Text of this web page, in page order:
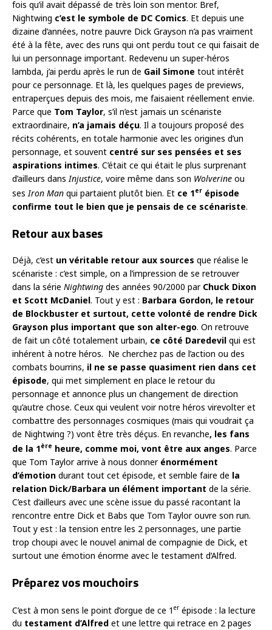
fois qu’il avait dépassé de très loin son mentor. Bref,
Nightwing c’est le symbole de DC Comics. Et depuis une
dizaine d’années, notre pauvre Dick Grayson n’a pas vraiment
été à la fête, avec des runs qui ont perdu tout ce qui faisait de
lui un personnage important. Redevenu un super-héros
lambda, j’ai perdu après le run de Gail Simone tout intérêt
pour ce personnage. Et là, les quelques pages de previews,
entraperçues depuis des mois, me faisaient réellement envie.
Parce que Tom Taylor, s’il n’est jamais un scénariste
extraordinaire, n’a jamais déçu. Il a toujours proposé des
récits cohérents, en totale harmonie avec les origines d’un
personnage, et souvent centré sur ses pensées et ses
aspirations intimes. C’était ce qui était le plus surprenant
d’ailleurs dans Injustice, voire même dans son Wolverine ou
sesIron Man qui partaient plutôt bien. Et ce 1er épisode
confirme tout le bien que je pensais de ce scénariste.
Retour aux bases
Déjà, c’est un véritable retour aux sources que réalise le
scénariste : c’est simple, on a l’impression de se retrouver
dans la série Nightwing des années 90/2000 par Chuck Dixon
et Scott McDaniel. Tout y est : Barbara Gordon, le retour
de Blockbuster et surtout, cette volonté de rendre Dick
Grayson plus important que son alter-ego. On retrouve
de fait un côté totalement urbain, ce côté Daredevil qui est
inhérent à notre héros. Ne cherchez pas de l’action ou des
combats bourrins, il ne se passe quasiment rien dans cet
épisode, qui met simplement en place le retour du
personnage et annonce plus un changement de direction
qu’autre chose. Ceux qui veulent voir notre héros virevolter et
combattre des personnages cosmiques (mais qui voudrait ça
de Nightwing ?) vont être très déçus. En revanche, les fans
de la 1ère heure, comme moi, vont être aux anges. Parce
que Tom Taylor arrive à nous donner énormément
d’émotion durant tout cet épisode, et semble faire de la
relation Dick/Barbara un élément important de la série.
C’est d’ailleurs avec une scène issue du passé racontant la
rencontre entre Dick et Babs que Tom Taylor ouvre son run.
Tout y est : la tension entre les 2 personnages, une partie
trop choupi avec le nouvel animal de compagnie de Dick, et
surtout une émotion énorme avec le testament d’Alfred.
Préparez vos mouchoirs
C’est à mon sens le point d’orgue de ce 1 erépisode : la lecture
du testament d’Alfred et une lettre qui retrace en 2 pages